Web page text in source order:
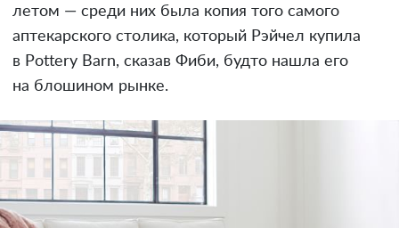
летом — среди них была копия того самого
аптекарского столика, который Рэйчел купила
в Pottery Barn, сказав Фиби, будто нашла его
на блошином рынке.